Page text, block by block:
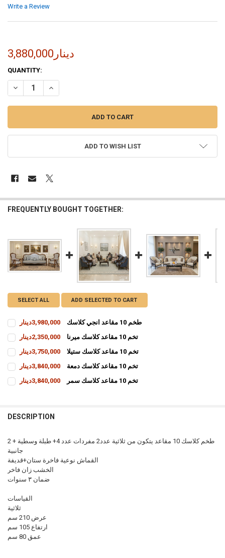
Write a Review
3,880,000دينار
CURRENT
STOCK:
QUANTITY:
ADD TO WISH LIST
FREQUENTLY BOUGHT TOGETHER:
SELECT ALL ADD SELECTED TO CART
طخم 10 مقاعد انجي كلاسك
3,980,000دينار
CURRENT
STOCK:
QUANTITY:
تخم 10 مقاعد كلاسك ميرنا
2,350,000دينار
CURRENT
STOCK:
QUANTITY:
تخم 10 مقاعد كلاسك ستيلا
3,750,000دينار
CURRENT
STOCK:
QUANTITY:
تخم 10 مقاعد كلاسك دمعة
3,840,000دينار
CURRENT
STOCK:
QUANTITY:
تخم 10 مقاعد كلاسك سمر
3,840,000دينار
DESCRIPTION
طخم كلاسك 10 مقاعد يتكون من ثلاثية عدد2 مفردات عدد 4+ طبلة وسطية + 2
جانبية
القماش نوعية فاخرة ستان+قديفة
الخشب زان فاخر
ضمان ٣ سنوات
القياسات
ثلاثية
عرض 210 سم
ارتفاع 105 سم
عمق 80 سم